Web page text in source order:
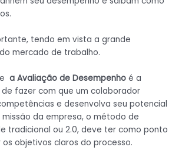
tendo em vista a grande
mercado de trabalho.
a Avaliação de Desempenho é a
fazer com que um colaborador
e desenvolva seu potencial
da empresa, o método de
tradicional ou 2.0, deve ter como ponto
objetivos claros do processo.